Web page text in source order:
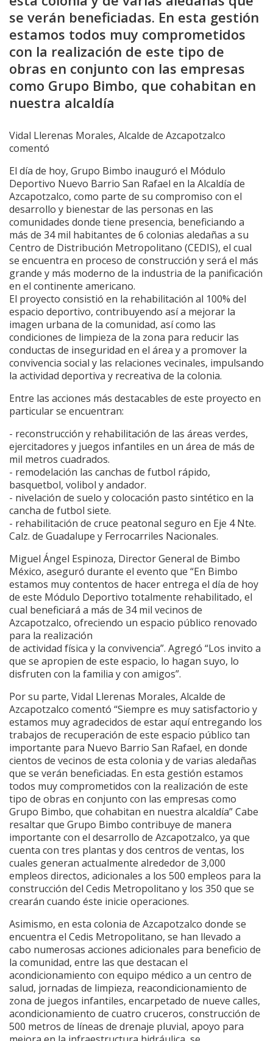
se verán beneficiadas. En esta gestión
estamos todos muy comprometidos
con la realización de este tipo de
obras en conjunto con las empresas
como Grupo Bimbo, que cohabitan en
nuestra alcaldía
Vidal Llerenas Morales, Alcalde de Azcapotzalco
comentó
El día de hoy, Grupo Bimbo inauguró el Módulo
Deportivo Nuevo Barrio San Rafael en la Alcaldía de
Azcapotzalco, como parte de su compromiso con el
desarrollo y bienestar de las personas en las
comunidades donde tiene presencia, beneficiando a
más de 34 mil habitantes de 6 colonias aledañas a su
Centro de Distribución Metropolitano (CEDIS), el cual
se encuentra en proceso de construcción y será el más
grande y más moderno de la industria de la panificación
en el continente americano.
El proyecto consistió en la rehabilitación al 100% del
espacio deportivo, contribuyendo así a mejorar la
imagen urbana de la comunidad, así como las
condiciones de limpieza de la zona para reducir las
conductas de inseguridad en el área y a promover la
convivencia social y las relaciones vecinales, impulsando
la actividad deportiva y recreativa de la colonia.
Entre las acciones más destacables de este proyecto en
particular se encuentran:
- reconstrucción y rehabilitación de las áreas verdes,
ejercitadores y juegos infantiles en un área de más de
mil metros cuadrados.
- remodelación las canchas de futbol rápido,
basquetbol, volibol y andador.
- nivelación de suelo y colocación pasto sintético en la
cancha de futbol siete.
- rehabilitación de cruce peatonal seguro en Eje 4 Nte.
Calz. de Guadalupe y Ferrocarriles Nacionales.
Miguel Ángel Espinoza, Director General de Bimbo
México, aseguró durante el evento que “En Bimbo
estamos muy contentos de hacer entrega el día de hoy
de este Módulo Deportivo totalmente rehabilitado, el
cual beneficiará a más de 34 mil vecinos de
Azcapotzalco, ofreciendo un espacio público renovado
para la realización
de actividad física y la convivencia”. Agregó “Los invito a
que se apropien de este espacio, lo hagan suyo, lo
disfruten con la familia y con amigos”.
Por su parte, Vidal Llerenas Morales, Alcalde de
Azcapotzalco comentó “Siempre es muy satisfactorio y
estamos muy agradecidos de estar aquí entregando los
trabajos de recuperación de este espacio público tan
importante para Nuevo Barrio San Rafael, en donde
cientos de vecinos de esta colonia y de varias aledañas
que se verán beneficiadas. En esta gestión estamos
todos muy comprometidos con la realización de este
tipo de obras en conjunto con las empresas como
Grupo Bimbo, que cohabitan en nuestra alcaldía” Cabe
resaltar que Grupo Bimbo contribuye de manera
importante con el desarrollo de Azcapotzalco, ya que
cuenta con tres plantas y dos centros de ventas, los
cuales generan actualmente alrededor de 3,000
empleos directos, adicionales a los 500 empleos para la
construcción del Cedis Metropolitano y los 350 que se
crearán cuando éste inicie operaciones.
Asimismo, en esta colonia de Azcapotzalco donde se
encuentra el Cedis Metropolitano, se han llevado a
cabo numerosas acciones adicionales para beneficio de
la comunidad, entre las que destacan el
acondicionamiento con equipo médico a un centro de
salud, jornadas de limpieza, reacondicionamiento de
zona de juegos infantiles, encarpetado de nueve calles,
acondicionamiento de cuatro cruceros, construcción de
500 metros de líneas de drenaje pluvial, apoyo para